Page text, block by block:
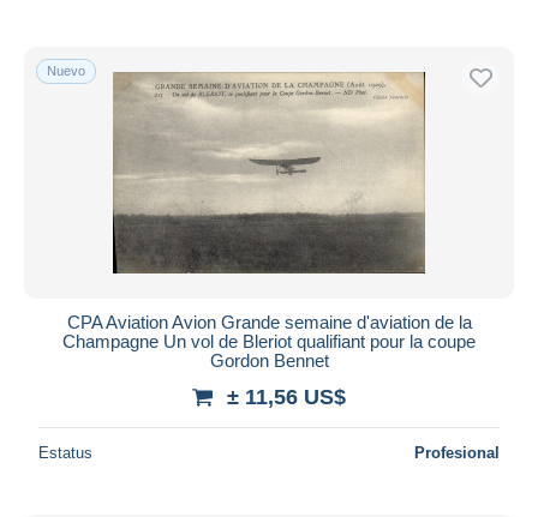
Nuevo
CPA Aviation Avion Grande semaine d'aviation de la
Champagne Un vol de Bleriot qualifiant pour la coupe
Gordon Bennet
± 11,56 US$
Estatus Profesional